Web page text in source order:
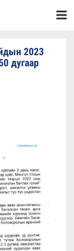
2023
дугаар